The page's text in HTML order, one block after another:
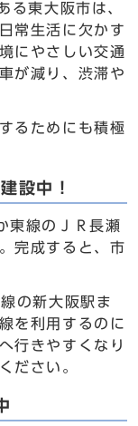
東大阪市は、
常生活に欠かす
にやさしい交通
が減り、渋滞や
るためにも積極
設中！
東線のＪＲ長瀬
完成すると、市
の新大阪駅ま
を利用するのに
行きやすくなり
ださい。